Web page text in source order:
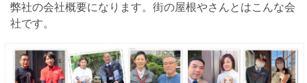
弊社の会社概要になります。街の屋根やさんとはこんな会
社です。